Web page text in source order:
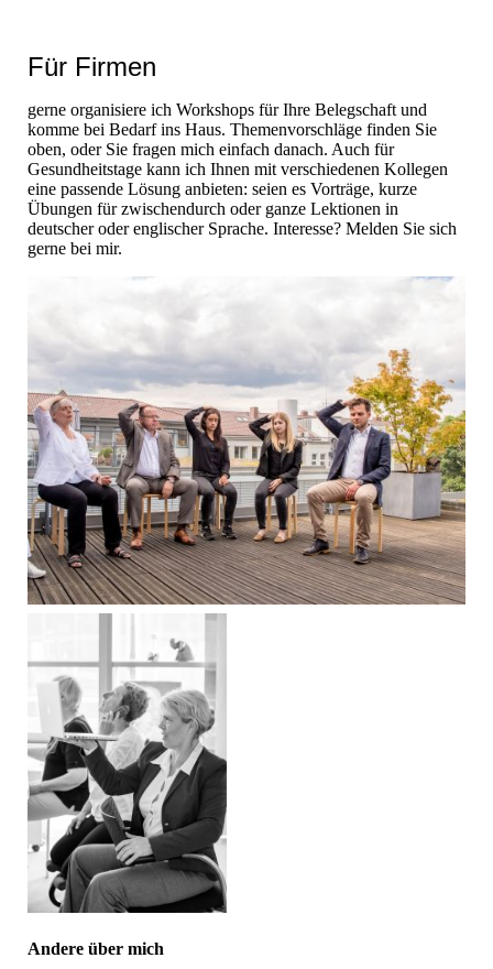
Für Firmen
gerne organisiere ich Workshops für Ihre Belegschaft und
komme bei Bedarf ins Haus. Themenvorschläge finden Sie
oben, oder Sie fragen mich einfach danach. Auch für
Gesundheitstage kann ich Ihnen mit verschiedenen Kollegen
eine passende Lösung anbieten: seien es Vorträge, kurze
Übungen für zwischendurch oder ganze Lektionen in
deutscher oder englischer Sprache. Interesse? Melden Sie sich
gerne bei mir.
Andere über mich